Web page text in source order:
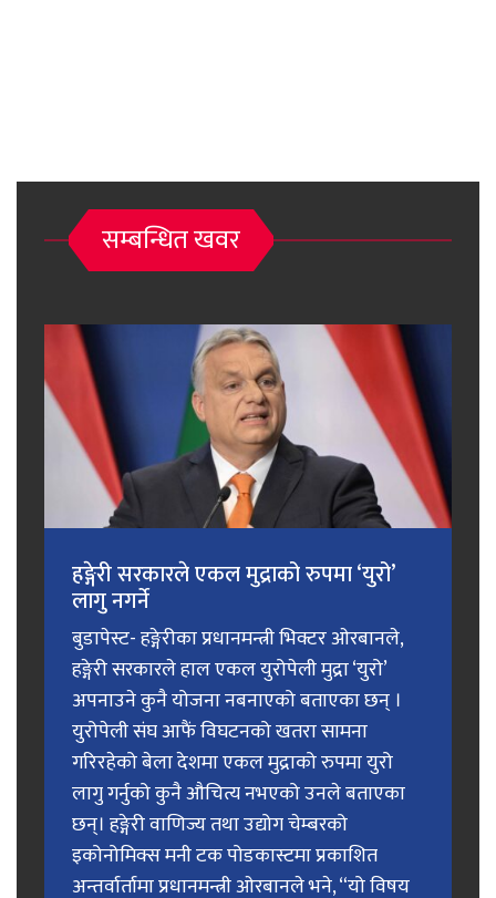
सम्बन्धित खवर
हङ्गेरी सरकारले एकल मुद्राको रुपमा ‘युरो’
लागु नगर्ने
बुडापेस्ट- हङ्गेरीका प्रधानमन्त्री भिक्टर ओरबानले,
हङ्गेरी सरकारले हाल एकल युरोपेली मुद्रा ‘युरो’
अपनाउने कुनै योजना नबनाएको बताएका छन् ।
युरोपेली संघ आफैं विघटनको खतरा सामना
गरिरहेको बेला देशमा एकल मुद्राको रुपमा युरो
लागु गर्नुको कुनै औचित्य नभएको उनले बताएका
छन्। हङ्गेरी वाणिज्य तथा उद्योग चेम्बरको
इकोनोमिक्स मनी टक पोडकास्टमा प्रकाशित
अन्तर्वार्तामा प्रधानमन्त्री ओरबानले भने, “यो विषय